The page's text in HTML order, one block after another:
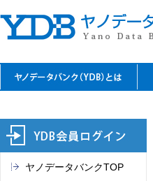
ヤノデータバンクTOP